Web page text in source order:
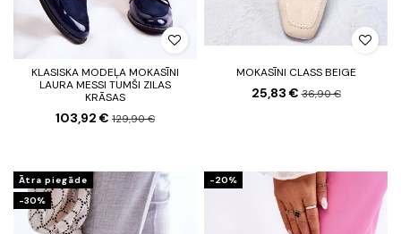
KLASISKA MODEĻA MOKASĪNI
LAURA MESSI TUMŠI ZILAS
KRĀSAS
103,92 € 129,90 €
MOKASĪNI CLASS BEIGE
25,83 €36,90 €
Ātra piegāde
-30%
-20%